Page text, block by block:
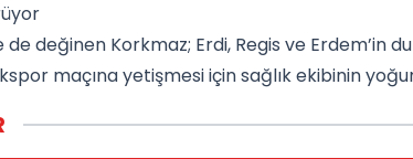
de değinen Korkmaz; Erdi, Regis ve Erdem’in
maçına yetişmesi için sağlık ekibinin